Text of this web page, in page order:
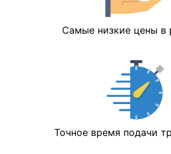
Самые низкие цены в
Точное время подачи